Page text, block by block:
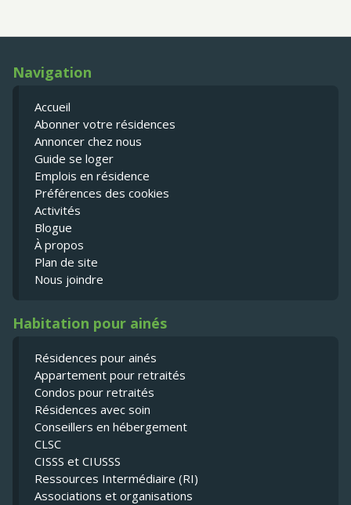
Navigation
Accueil
Abonner votre résidences
Annoncer chez nous
Guide se loger
Emplois en résidence
Préférences des cookies
Activités
Blogue
À propos
Plan de site
Nous joindre
Habitation pour ainés
Résidences pour ainés
Appartement pour retraités
Condos pour retraités
Résidences avec soin
Conseillers en hébergement
CLSC
CISSS et CIUSSS
Ressources Intermédiaire (RI)
Associations et organisations